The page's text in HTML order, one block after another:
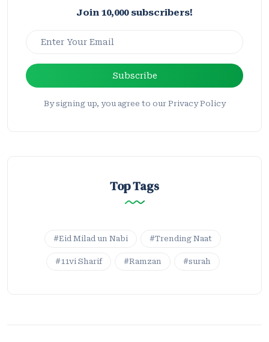
Join 10,000 subscribers!
Subscribe
By signing up, you agree to our Privacy Policy
Top Tags
#Eid Milad un Nabi #Trending Naat
#11vi Sharif #Ramzan #surah